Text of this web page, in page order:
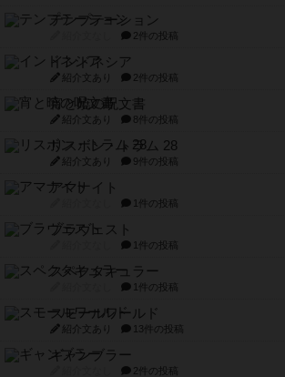
テンプテーション
2件の投稿
インドネシア
紹介文あり 2件の投稿
宵と暁の呪文書
紹介文あり 8件の投稿
リスボン・トラム 28
紹介文あり 9件の投稿
アマナイト
1件の投稿
ブラヴェスト
1件の投稿
スペクタキュラー
1件の投稿
スモールワールド
紹介文あり 13件の投稿
ギャンブラー
2件の投稿